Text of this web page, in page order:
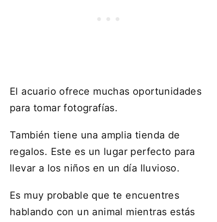
El acuario ofrece muchas oportunidades
para tomar fotografías.
También tiene una amplia tienda de
regalos. Este es un lugar perfecto para
llevar a los niños en un día lluvioso.
Es muy probable que te encuentres
hablando con un animal mientras estás